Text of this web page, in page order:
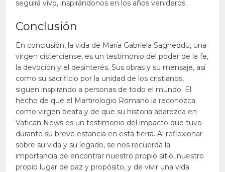
seguirá vivo, inspirándonos en los años venideros.
Conclusión
En conclusión, la vida de María Gabriela Sagheddu, una
virgen cisterciense, es un testimonio del poder de la fe,
la devoción y el desinterés. Sus obras y su mensaje, así
como su sacrificio por la unidad de los cristianos,
siguen inspirando a personas de todo el mundo. El
hecho de que el Martirologio Romano la reconozca
como virgen beata y de que su historia aparezca en
Vatican News es un testimonio del impacto que tuvo
durante su breve estancia en esta tierra. Al reflexionar
sobre su vida y su legado, se nos recuerda la
importancia de encontrar nuestro propio sitio, nuestro
propio lugar de paz y propósito, y de vivir una vida